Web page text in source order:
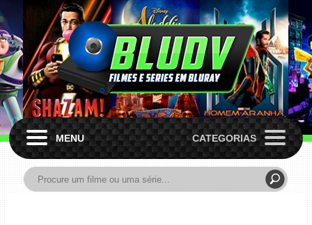
MENU CATEGORIAS